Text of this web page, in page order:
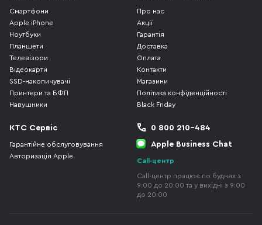
Смартфони
Apple iPhone
Ноутбуки
Планшети
Телевізори
Відеокарти
SSD-накопичувачі
Принтери та БФП
Навушники
Про нас
Акції
Гарантія
Доставка
Оплата
Контакти
Магазини
Політика конфіденційності
Black Friday
КТС Сервіс
Гарантійне обслуговування
Авторизація Apple
0 800 210-484
Apple Business Chat
Call-центр
Call-центр працює по буднях з
9:00 до 20:00 та у вихідні з 9:00
до 20:00